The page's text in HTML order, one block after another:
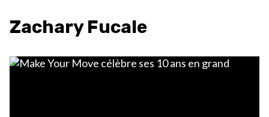
Zachary Fucale